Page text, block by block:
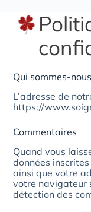
Qui sommes-
L’adresse de
https://
Commentaires
Quand vous
données
ainsi que votre
votre navigateur
détection des